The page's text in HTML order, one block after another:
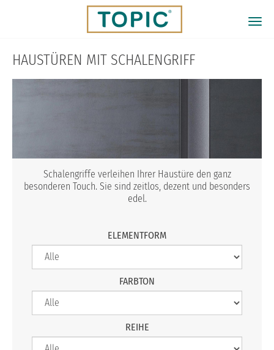
HAUSTÜREN MIT SCHALENGRIFF
Schalengriffe verleihen Ihrer Haustüre den ganz
besonderen Touch. Sie sind zeitlos, dezent und besonders
edel.
ELEMENTFORM
FARBTON
REIHE